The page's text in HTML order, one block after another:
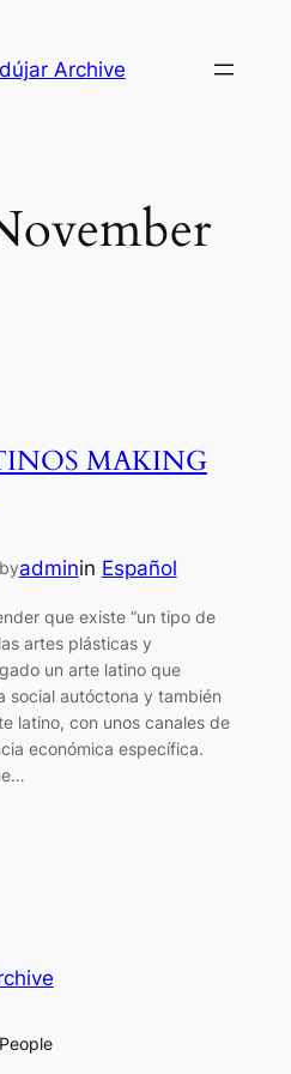
Archive
MAKING
adminin Español
que existe “un tipo de
artes plásticas y
un arte latino que
social autóctona y también
latino, con unos canales de
económica específica.